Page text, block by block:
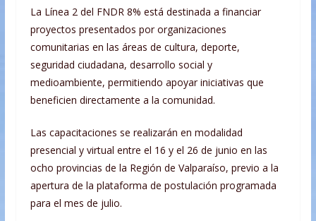
La Línea 2 del FNDR 8% está destinada a financiar
proyectos presentados por organizaciones
comunitarias en las áreas de cultura, deporte,
seguridad ciudadana, desarrollo social y
medioambiente, permitiendo apoyar iniciativas que
beneficien directamente a la comunidad.
Las capacitaciones se realizarán en modalidad
presencial y virtual entre el 16 y el 26 de junio en las
ocho provincias de la Región de Valparaíso, previo a la
apertura de la plataforma de postulación programada
para el mes de julio.